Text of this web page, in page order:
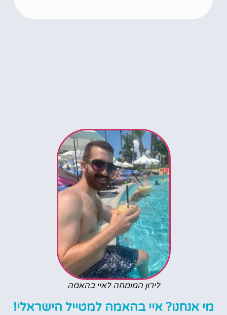
לירון המומחה לאיי בהאמה
מי אנחנו? איי בהאמה למטייל הישראלי!